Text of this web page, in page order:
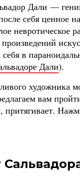
Дали —
себя ценное
невротическое
в
Дали).
художника
вам
притягивает.